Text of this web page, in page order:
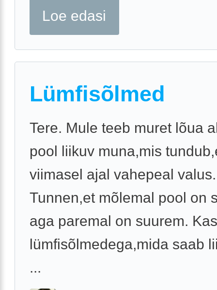
Loe edasi
Lümfisõlmed
Tere. Mule teeb muret lõua
pool liikuv muna,mis
viimasel ajal vahepeal valus.
Tunnen,et mõlemal pool on
aga paremal on suurem.
lümfisõlmedega,mida saab
...